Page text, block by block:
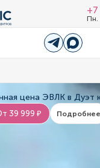
+7
Пн.
цена ЭВЛК в Дуэт
39 999 ₽ Подробнее